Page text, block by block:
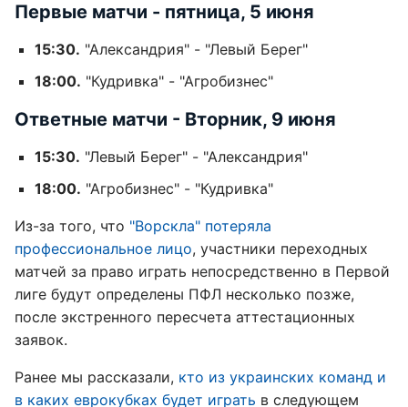
Первые матчи - пятница, 5 июня
15:30. "Александрия" - "Левый Берег"
18:00. "Кудривка" - "Агробизнес"
Ответные матчи - Вторник, 9 июня
15:30. "Левый Берег" - "Александрия"
18:00. "Агробизнес" - "Кудривка"
Из-за того, что "Ворскла" потеряла
профессиональное лицо, участники переходных
матчей за право играть непосредственно в Первой
лиге будут определены ПФЛ несколько позже,
после экстренного пересчета аттестационных
заявок.
Ранее мы рассказали, кто из украинских команд и
в каких еврокубках будет играть в следующем